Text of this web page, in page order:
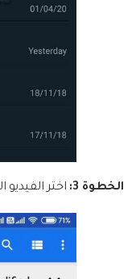
الخطوة 3: اختر